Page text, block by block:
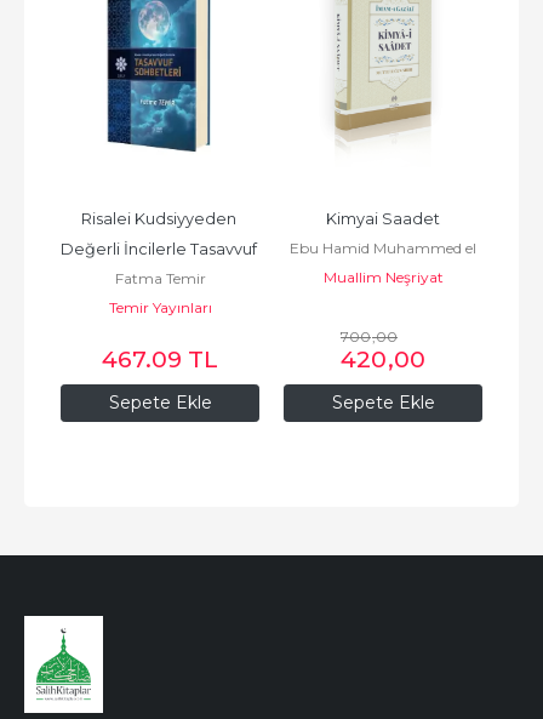
Sepete Ekle
Risalei Kudsiyyeden
Değerli İncilerle Tasavvuf
Sohbetleri 2. cilt
Fatma Temir
Temir Yayınları
467.09 TL
Sepete Ekle
Kimyai Saadet
Ebu Hamid Muhammed el
Gazali أبو
Muallim Neşriyat
700,00
420,00